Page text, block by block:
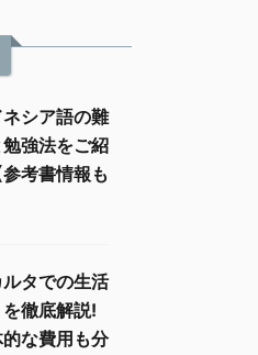
シア語の難
強法をご紹
考書情報も
タでの生活
徹底解説!
的な費用も分